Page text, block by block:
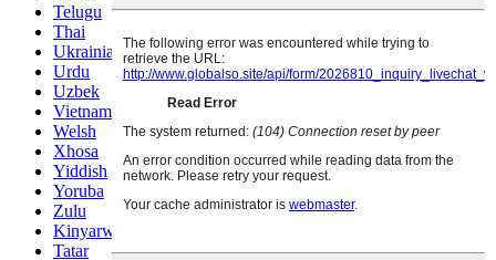
Telugu
Thai
Ukrainian
Urdu
Uzbek
Vietnamese
Welsh
Xhosa
Yiddish
Yoruba
Zulu
Kinyarwanda
Tatar